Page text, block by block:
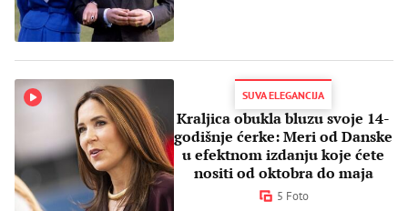
SUVA ELEGANCIJA
Kraljica obukla bluzu svoje 14-
godišnje ćerke: Meri od Danske
u efektnom izdanju koje ćete
nositi od oktobra do maja
5 Foto